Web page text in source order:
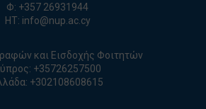
Φ: +357 26931944
ΗΤ: info@nup.ac.cy
και Εισδοχής Φοιτητών
+35726257500
+30210860861 5